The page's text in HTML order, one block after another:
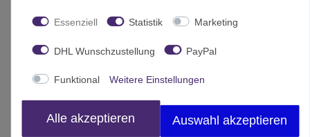
Essenziell Statistik Marketing
DHL Wunschzustellung PayPal
Funktional Weitere Einstellungen
Alle akzeptieren Auswahl akzeptieren